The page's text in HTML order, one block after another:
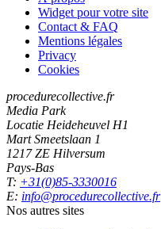
Widget pour votre site
Contact & FAQ
Mentions légales
Privacy
Cookies
procedurecollective.fr
Media Park
Locatie Heideheuvel H1
Mart Smeetslaan 1
1217 ZE Hilversum
Pays-Bas
T: +31(0)85-3330016
E: info@procedurecollective.fr
Nos autres sites